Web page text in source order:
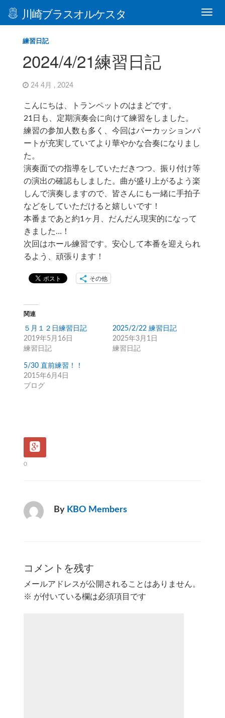
川崎ブラスオルケスタ
練習日記
2024/4/21練習日記
24 4月 , 2024
こんにちは、トランペットのはまどです。
21日も、定期演奏会に向けて練習をしました。
練習の参加人数も多く、今回はパーカッションパ
ートが充実していてより華やかな合奏になりまし
た。
演奏面での指導をしていただきつつ、振り付け等
の演出の確認もしました。曲が盛り上がるよう楽
しんで演奏しますので、皆さんにも一緒に手拍子
などをしていただけると嬉しいです！
本番まであと約1ヶ月、だんだん現実的になって
きました…！
次回はホール練習です。安心して本番を迎えられ
るよう、頑張ります！
その他
関連
５月１２日練習日記
2019年5月16日
練習日記
2025/2/22 練習日記
2025年3月1日
練習日記
5/30 直前練習！！
2015年6月4日
ブログ
0
By KBO Members
コメントを残す
メールアドレスが公開されることはありません。
※ が付いている欄は必須項目です